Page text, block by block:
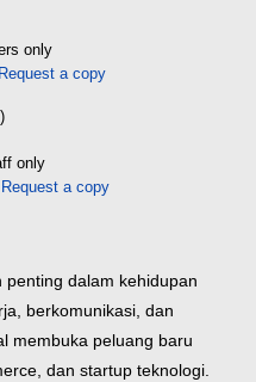
only
Request a copy
only
Request a copy
dalam kehidupan
berkomunikasi, dan
membuka peluang baru
dan startup teknologi.